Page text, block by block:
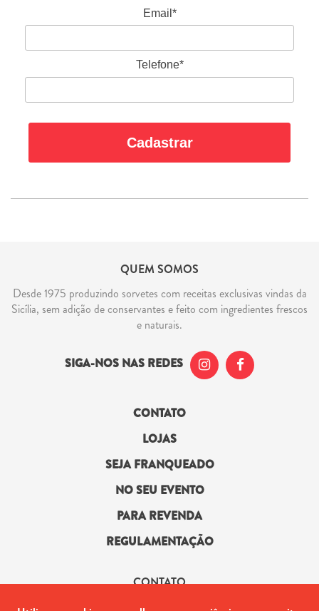
Email*
Telefone*
Cadastrar
QUEM SOMOS
Desde 1975 produzindo sorvetes com receitas exclusivas vindas da
Sicília, sem adição de conservantes e feito com ingredientes frescos
e naturais.
SIGA-NOS NAS REDES
CONTATO
LOJAS
SEJA FRANQUEADO
NO SEU EVENTO
PARA REVENDA
REGULAMENTAÇÃO
CONTATO
(21) 2442-2523